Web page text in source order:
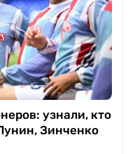
узнали, кто
Зинченко